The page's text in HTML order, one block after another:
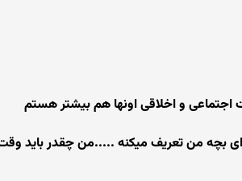
و اخلاقی اونها هم بیشتر هستم
بچه من تعریف میکنه .....من چقدر باید وقت